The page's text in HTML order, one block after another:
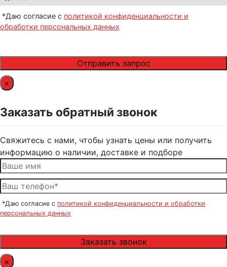
*Даю согласие с политикой конфиденциальности и
обработки персональных данных
×
Заказать обратный звонок
Свяжитесь с нами, чтобы узнать цены или получить
информацию о наличии, доставке и подборе
*Даю согласие с политикой конфиденциальности и обработки
персональных данных
×